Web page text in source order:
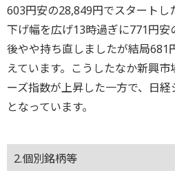
603円安の28,849円でスタートし
下げ幅を広げ13時過ぎに771円
後やや持ち直しましたが結局681
えています。こうしたなか新興
ーズ指数が上昇した一方で、日
となっています。
2.個別銘柄等